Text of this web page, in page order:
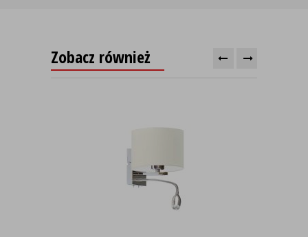
Zobacz również